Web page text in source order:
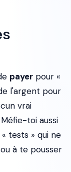
payer pour «
l'argent pour
vrai
toi aussi
tests » qui ne
à te pousser